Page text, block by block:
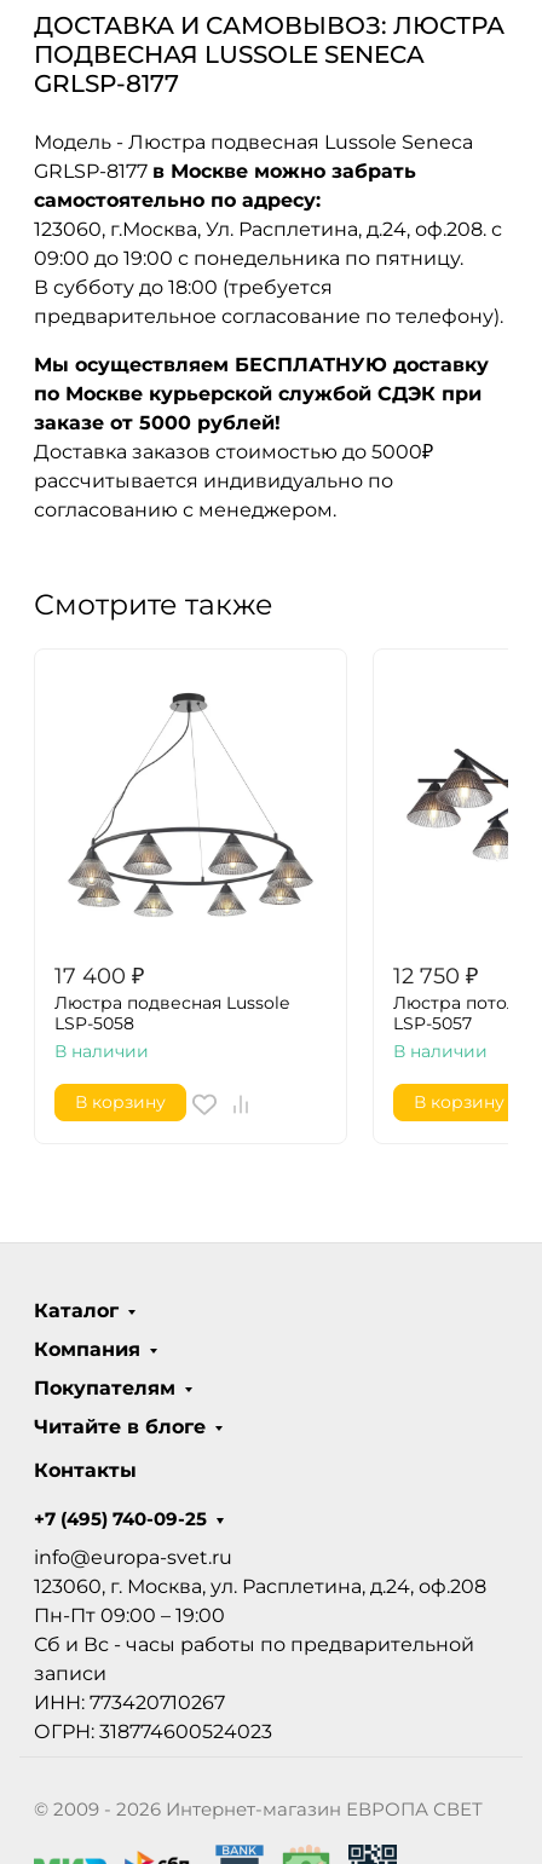
ДОСТАВКА И САМОВЫВОЗ: ЛЮСТРА
ПОДВЕСНАЯ LUSSOLE SENECA
GRLSP-8177
Модель - Люстра подвесная Lussole Seneca
GRLSP-8177 в Москве можно забрать
самостоятельно по адресу:
123060, г.Москва, Ул. Расплетина, д.24, оф.208. с
09:00 до 19:00 с понедельника по пятницу.
В субботу до 18:00 (требуется
предварительное согласование по телефону).
Мы осуществляем БЕСПЛАТНУЮ доставку
по Москве курьерской службой СДЭК при
заказе от 5000 рублей!
Доставка заказов стоимостью до 5000₽
рассчитывается индивидуально по
согласованию с менеджером.
Смотрите также
17 400 ₽
Люстра подвесная Lussole
LSP-5058
В наличии
В корзину
12 750 ₽
Люстра
LSP-5057
В наличии
В корзину
Каталог
Компания
Покупателям
Читайте в блоге
Контакты
+7 (495) 740-09-25
info@europa-svet.ru
123060, г. Москва, ул. Расплетина, д.24, оф.208
Пн-Пт 09:00 – 19:00
Сб и Вс - часы работы по предварительной
записи
ИНН: 773420710267
ОГРН: 318774600524023
© 2009 - 2026 Интернет-магазин ЕВРОПА СВЕТ